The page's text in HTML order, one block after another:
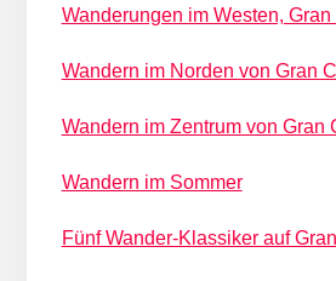
Wanderungen im Westen,
Wandern im Norden von Gran
Wandern im Zentrum von Gran
Wandern im Sommer
Fünf Wander-Klassiker auf